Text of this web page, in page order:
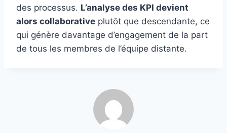
des processus. L’analyse des KPI devient
alors collaborative plutôt que descendante, ce
qui génère davantage d’engagement de la part
de tous les membres de l’équipe distante.